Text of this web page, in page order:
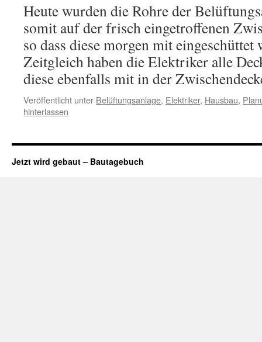
Heute wurden die Rohre der
somit auf der frisch eingetroffenen
so dass diese morgen mit eingeschüttet
Zeitgleich haben die Elektriker alle
diese ebenfalls mit in der
Veröffentlicht unter Belüftungsanlage, Elektriker, Hausbau,
hinterlassen
Jetzt wird gebaut – Bautagebuch